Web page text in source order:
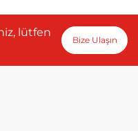
lütfen
Bize Ulaşın